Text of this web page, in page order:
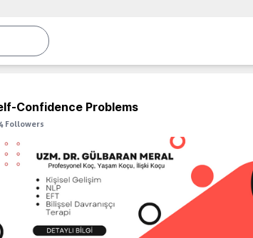
Confidence Problems
Followers